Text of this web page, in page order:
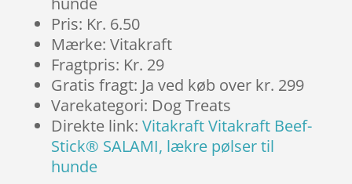
Pris: Kr. 6.50
Mærke: Vitakraft
Fragtpris: Kr. 29
Gratis fragt: Ja ved køb over kr. 299
Varekategori: Dog Treats
Direkte link: Vitakraft Vitakraft Beef-
Stick® SALAMI, lækre pølser til
hunde